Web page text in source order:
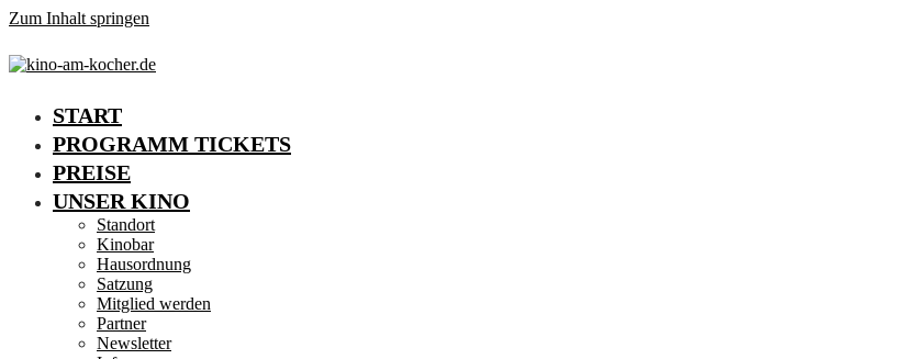
Zum Inhalt springen
START
PROGRAMM TICKETS
PREISE
UNSER KINO
Standort
Kinobar
Hausordnung
Satzung
Mitglied werden
Partner
Newsletter